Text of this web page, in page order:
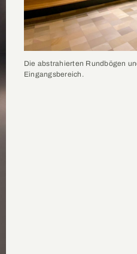
Die abstrahierten Rundbögen
Eingangsbereich.